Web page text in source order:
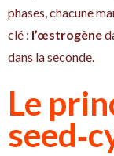
phases, chacune
clé : l’œstrogène
dans la seconde.
Le